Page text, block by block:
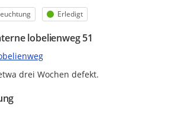
Status
Erledigt
lobelienweg 51
drei Wochen defekt.